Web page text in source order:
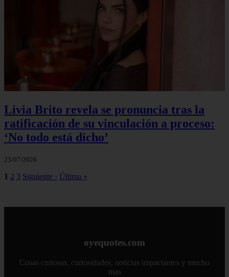
Livia Brito revela se pronuncia tras la
ratificación de su vinculación a proceso:
‘No todo está dicho’
23/07/2026
1 2 3 Siguiente › Última »
oyequotes.com
Cosas curiosas, curiosidades, noticias impactantes y mucho
mas